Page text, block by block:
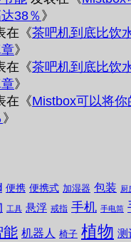
38％ 》
在《茶吧机到底比饮
》
在《茶吧机到底比饮
》
在《Mistbox可以将
》
便携 便携式 加湿器 包装 厨
工具 悬浮 戒指 手机 手电筒
能 机器人 椅子 植物 测